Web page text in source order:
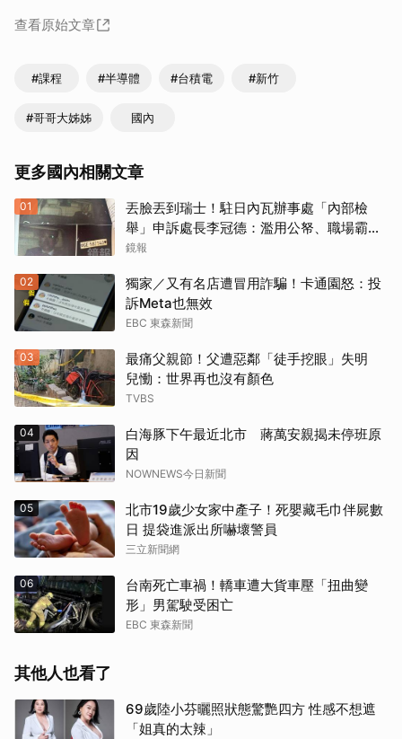
查看原始文章
#課程 #半導體 #台積電 #新竹
#哥哥大姊姊 國內
更多國內相關文章
01
丟臉丟到瑞士！駐日內瓦辦事處「內部檢
舉」申訴處長李冠德：濫用公帑、職場霸
凌、超速仔拒繳罰單 外交部要查了
鏡報
02
獨家／又有名店遭冒用詐騙！卡通園怒：投
訴Meta也無效
EBC 東森新聞
03
最痛父親節！父遭惡鄰「徒手挖眼」失明
兒慟：世界再也沒有顏色
TVBS
04
白海豚下午最近北市 蔣萬安親揭未停班原
因
NOWNEWS今日新聞
05
北市19歲少女家中產子！死嬰藏毛巾伴屍數
日 提袋進派出所嚇壞警員
三立新聞網
06
台南死亡車禍！轎車遭大貨車壓「扭曲變
形」男駕駛受困亡
EBC 東森新聞
其他人也看了
69歲陸小芬曬照狀態驚艷四方 性感不想遮
「姐真的太辣」